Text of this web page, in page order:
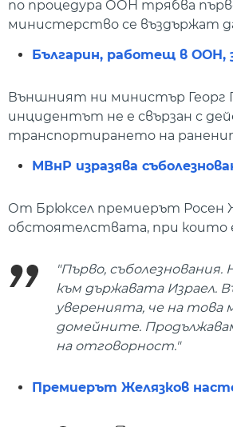
по процедура ООН трябва
министерство се въздържат
Българин, работещ в ООН,
Външният ни министър Георг
инцидентът не е свързан с
транспортирането на
МВнР изразява
От Брюксел премиерът Росен
обстоятелствата, при които
"Първо,
към държавата Израел.
уверенията, че на
домейните.
на отговорност."
Премиерът Желязков